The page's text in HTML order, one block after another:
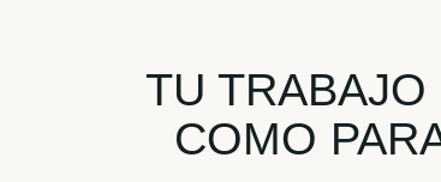
TU
COMO